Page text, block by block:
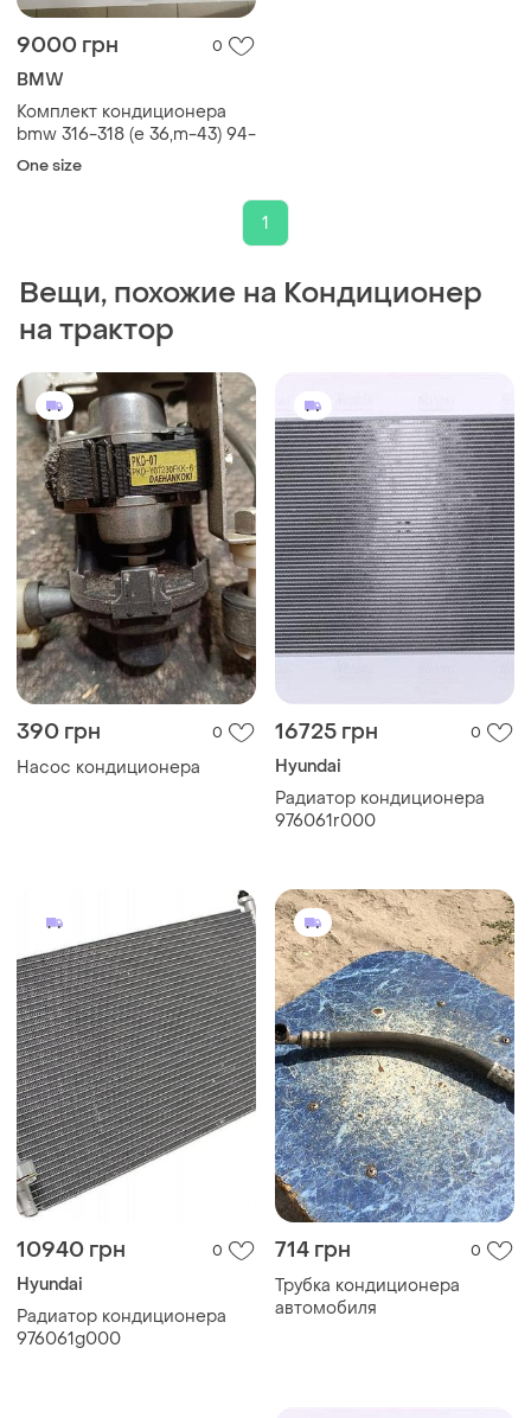
9000 грн 0
BMW
Комплект кондиционера
bmw 316-318 (e 36,m-43) 94-
One size
1
Вещи, похожие на Кондиционер
на трактор
390 грн 0
Насос кондиционера
16725 грн 0
Hyundai
Радиатор кондиционера
976061r000
10940 грн 0
Hyundai
Радиатор кондиционера
976061g000
714 грн 0
Трубка кондиционера
автомобиля